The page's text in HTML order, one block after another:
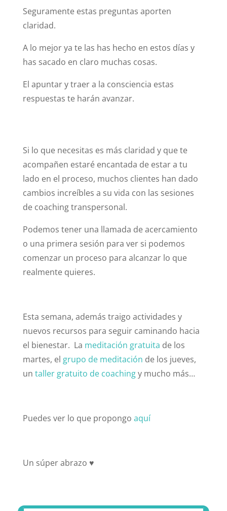
Seguramente estas preguntas aporten
claridad.
A lo mejor ya te las has hecho en estos días y
has sacado en claro muchas cosas.
El apuntar y traer a la consciencia estas
respuestas te harán avanzar.
Si lo que necesitas es más claridad y que te
acompañen estaré encantada de estar a tu
lado en el proceso, muchos clientes han dado
cambios increíbles a su vida con las sesiones
de coaching transpersonal.
Podemos tener una llamada de acercamiento
o una primera sesión para ver si podemos
comenzar un proceso para alcanzar lo que
realmente quieres.
Esta semana, además traigo actividades y
nuevos recursos para seguir caminando hacia
el bienestar. La meditación gratuita de los
martes, el grupo de meditación de los jueves,
un taller gratuito de coachingy mucho más…
Puedes ver lo que propongo aquí
Un súper abrazo ♥